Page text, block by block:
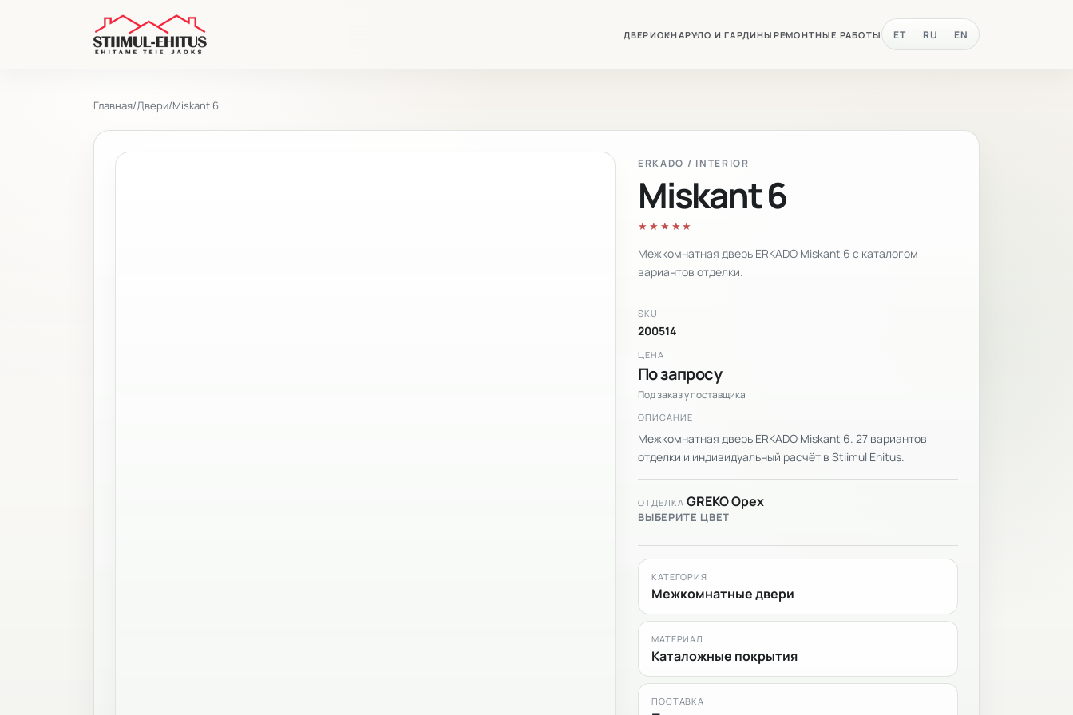
ДВЕРИОКНАРУЛО И ГАРДИНЫ РЕМОНТНЫЕ РАБОТЫ ET RU EN
Главная/Двери/Miskant 6
ERKADO / INTERIOR
Miskant 6
★★★★★
Межкомнатная дверь ERKADO Miskant 6 с каталогом
вариантов отделки.
SKU
200514
ЦЕНА
По запросу
Под заказ у поставщика
ОПИСАНИЕ
Межкомнатная дверь ERKADO Miskant 6. 27 вариантов
отделки и индивидуальный расчёт в Stiimul Ehitus.
ОТДЕЛКА GREKO Орех
ВЫБЕРИТЕ ЦВЕТ
КАТЕГОРИЯ
Межкомнатные двери
МАТЕРИАЛ
Каталожные покрытия
ПОСТАВКА